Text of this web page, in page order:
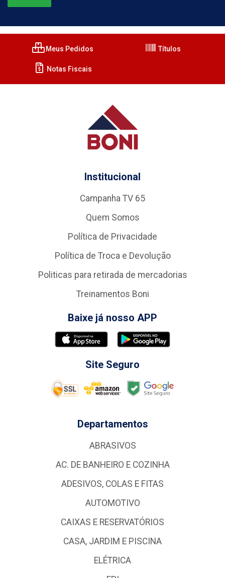
Meus Pedidos Títulos
Notas Fiscais
Institucional
Campanha TV 65
Quem Somos
Política de Privacidade
Política de Troca e Devolução
Politicas para retirada de mercadorias
Treinamentos Boni
Baixe já nosso APP
Site Seguro
Departamentos
ABRASIVOS
AC. DE BANHEIRO E COZINHA
ADESIVOS, COLAS E FITAS
AUTOMOTIVO
CAIXAS E RESERVATÓRIOS
CASA, JARDIM E PISCINA
ELÉTRICA